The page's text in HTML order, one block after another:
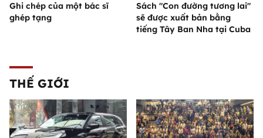
Ghi chép của một bác sĩ
ghép tạng
Sách "Con đường tương lai"
sẽ được xuất bản bằng
tiếng Tây Ban Nha tại Cuba
THẾ GIỚI